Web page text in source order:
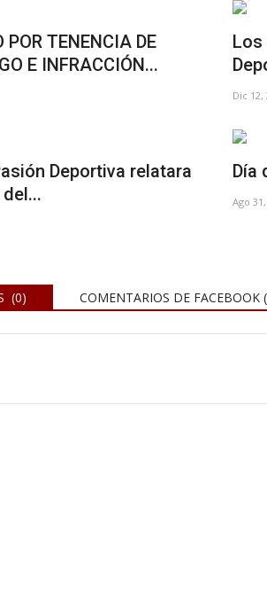
POR TENENCIA DE
E INFRACCIÓN...
Los
Dic 12,
Deportiva relatara
Día
Ago
(0) COMENTARIOS DE FACEBOOK (